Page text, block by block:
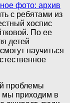
фото: архив
с ребятами из
хоспис
По ее
детей
научиться
проблемы
мы приходим в